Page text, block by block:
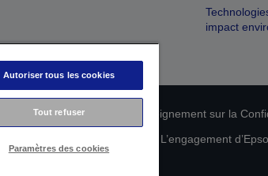
impact
Déclaration de Renseignement sur la
L’engagement
Autoriser tous les cookies
Tout refuser
Paramètres des cookies